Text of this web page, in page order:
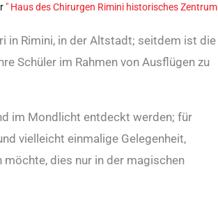
" Haus des Chirurgen Rimini historisches Zentrum
in Rimini, in der Altstadt; seitdem ist die
Schüler im Rahmen von Ausflügen zu
im Mondlicht entdeckt werden; für
vielleicht einmalige Gelegenheit,
dies nur in der magischen